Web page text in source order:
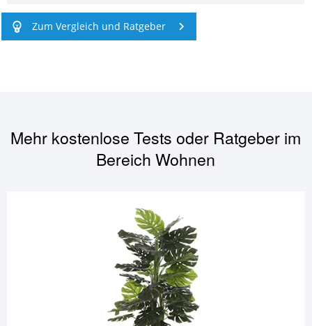
Zum Vergleich und Ratgeber
Mehr kostenlose Tests oder Ratgeber im
BereichWohnen